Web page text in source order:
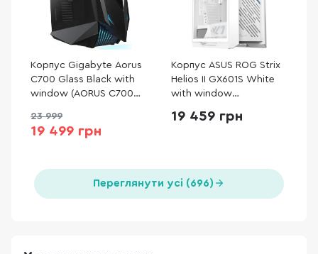
Корпус Gigabyte Aorus
C700 Glass Black with
window (AORUS C700
23 999
19 499 грн
Корпус ASUS ROG Strix
Helios II GX601S White
with window
19 459 грн
Переглянути усі (696)